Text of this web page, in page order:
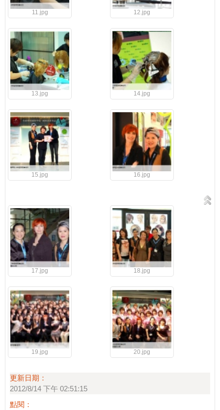
11.jpg 12.jpg
13.jpg 14.jpg
15.jpg 16.jpg
17.jpg 18.jpg
19.jpg 20.jpg
更新日期：
2012/8/14 下午 02:51:15
點閱：